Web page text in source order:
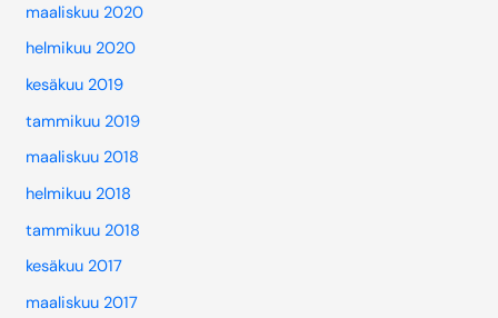
maaliskuu 2020
helmikuu 2020
kesäkuu 2019
tammikuu 2019
maaliskuu 2018
helmikuu 2018
tammikuu 2018
kesäkuu 2017
maaliskuu 2017